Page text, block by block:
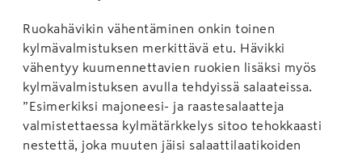
Ruokahävikin vähentäminen onkin toinen
kylmävalmistuksen merkittävä etu. Hävikki
vähentyy kuumennettavien ruokien lisäksi myös
kylmävalmistuksen avulla tehdyissä salaateissa.
”Esimerkiksi majoneesi- ja raastesalaatteja
valmistettaessa kylmätärkkelys sitoo tehokkaasti
nestettä, joka muuten jäisi salaattilaatikoiden